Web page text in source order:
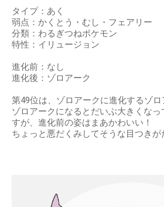
タイプ：あく
弱点：かくとう・むし・フェアリー
分類：わるぎつねポケモン
特性：イリュージョン
進化前：なし
進化後：ゾロアーク
第49位は、ゾロアークに進化するゾロ
ゾロアークになるとだいぶ大きくな
すが、進化前の姿はまあかわいい！
ちょっと悪だくみしてそうな目つきが